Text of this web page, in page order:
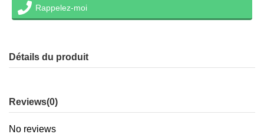
Rappelez-moi
Détails du produit
Reviews(0)
No reviews